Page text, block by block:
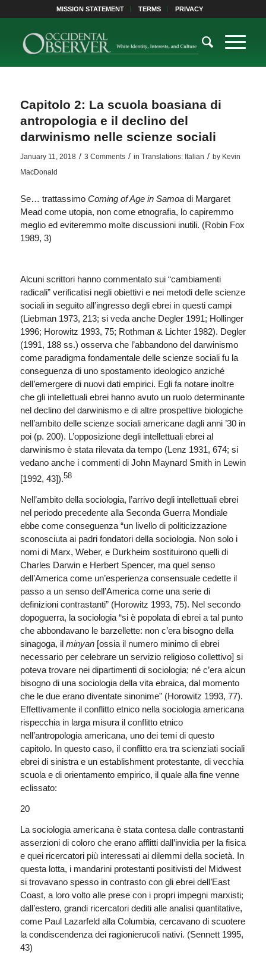
MISSION STATEMENT TERMS PRIVACY
Capitolo 2: La scuola boasiana di
antropologia e il declino del
darwinismo nelle scienze sociali
January 11, 2018 / 3 Comments / in Translations: Italian / by Kevin
MacDonald
Se… trattassimo Coming of Age in Samoadi Margaret
Mead come utopia, non come etnografia, lo capiremmo
meglio ed eviteremmo molte discussioni inutili. (Robin Fox
1989, 3)
Alcuni scrittori hanno commentato sui “cambiamenti
radicali” verificatisi negli obiettivi e nei metodi delle scienze
sociali in seguito all’ingresso degli ebrei in questi campi
(Liebman 1973, 213; si veda anche Degler 1991; Hollinger
1996; Horowitz 1993, 75; Rothman & Lichter 1982). Degler
(1991, 188 ss.) osserva che l’abbandono del darwinismo
come paradigma fondamentale delle scienze sociali fu la
conseguenza di uno spostamento ideologico anziché
dell’emergere di nuovi dati empirici. Egli fa notare inoltre
che gli intellettuali ebrei hanno avuto un ruolo determinante
nel declino del darwinismo e di altre prospettive biologiche
nell’ambito delle scienze sociali americane dagli anni ’30 in
poi (p. 200). L’opposizione degli intellettuali ebrei al
darwinismo è stata rilevata da tempo (Lenz 1931, 674; si
vedano anche i commenti di John Maynard Smith in Lewin
[1992, 43]).58
Nell’ambito della sociologia, l’arrivo degli intellettuali ebrei
nel periodo precedente alla Seconda Guerra Mondiale
ebbe come conseguenza “un livello di politicizzazione
sconosciuta ai padri fondatori della sociologia. Non solo i
nomi di Marx, Weber, e Durkheim sostituirono quelli di
Charles Darwin e Herbert Spencer, ma quel senso
dell’America come un’esperienza consensuale cedette il
passo a un senso dell’America come una serie di
definizioni contrastanti” (Horowitz 1993, 75). Nel secondo
dopoguerra, la sociologia “si è popolata di ebrei a tal punto
che abbondavano le barzellette: non c’era bisogno della
sinagoga, il minyan[ossia il numero minimo di ebrei
necessario per celebrare un servizio religioso collettivo] si
poteva trovare nei dipartimenti di sociologia; né c’era alcun
bisogno di una sociologia della vita ebraica, dal momento
che le due erano diventate sinonime” (Horowitz 1993, 77).
Effettivamente il conflitto etnico nella sociologia americana
rispecchia in larga misura il conflitto etnico
nell’antropologia americana, uno dei temi di questo
capitolo. In questo caso, il conflitto era tra scienziati sociali
ebrei di sinistra e un establishment protestante, di vecchia
scuola e di orientamento empirico, il quale alla fine venne
eclissato:
20
La sociologia americana è stata contesa dalle contrastanti
asserzioni di coloro che erano afflitti dall’invidia per la fisica
e quei ricercatori più interessati ai dilemmi della società. In
questa lotta, i mandarini protestanti positivisti del Midwest
si trovavano spesso in contrasto con gli ebrei dell’East
Coast, a loro volto alle prese con i propri impegni marxisti;
dall’estero, grandi ricercatori dediti alle analisi quantitative,
come Paul Lazarfeld alla Columbia, cercavano di scuotere
la condiscendenza dei ragionierucoli nativi. (Sennett 1995,
43)